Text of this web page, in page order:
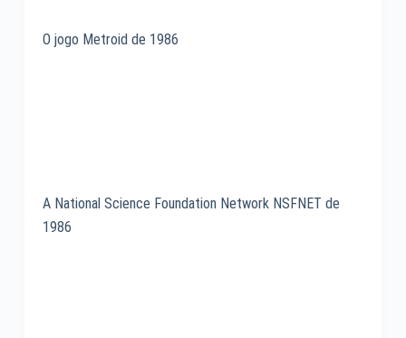
O jogo Metroid de 1986
A National Science Foundation Network NSFNET de
1986